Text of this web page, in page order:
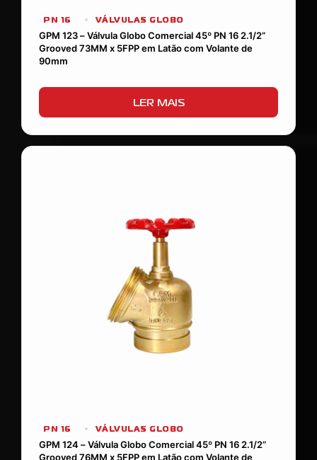
PN 16
VÁLVULAS GLOBO
GPM 123 – Válvula Globo Comercial 45º PN 16 2.1/2”
Grooved 73MM x 5FPP em Latão com Volante de
90mm
LER MAIS
PN 16
VÁLVULAS GLOBO
GPM 124 – Válvula Globo Comercial 45º PN 16 2.1/2”
Grooved 76MM x 5FPP em Latão com Volante de